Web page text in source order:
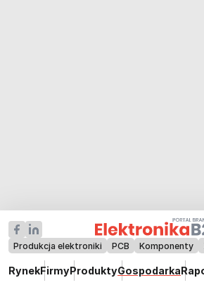
Produkcja elektroniki PCB Komponenty
RynekFirmyProduktyGospodarka